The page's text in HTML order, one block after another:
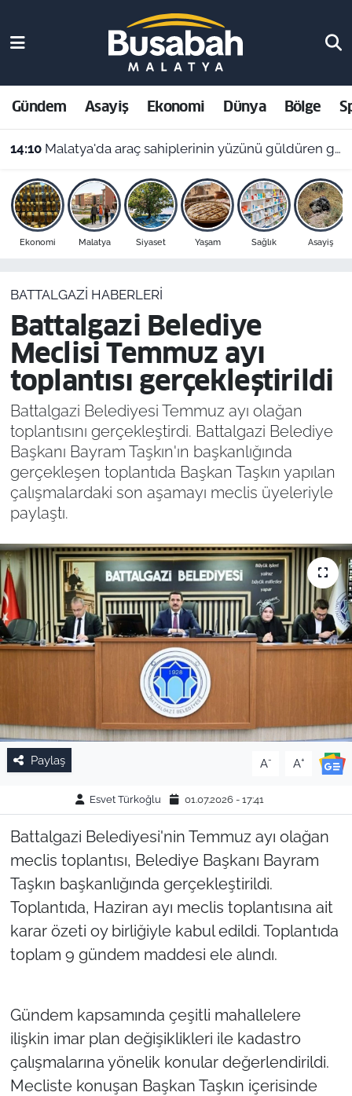
Gündem Asayiş Ekonomi Dünya Bölge
14:10 Malatya'da araç sahiplerinin yüzünü güldüren gelişme!
Ekonomi Malatya Siyaset Yaşam Sağlık Asayiş
BATTALGAZI HABERLERI
Battalgazi Belediye
Meclisi Temmuz ayı
toplantısı gerçekleştirildi
Battalgazi Belediyesi Temmuz ayı olağan
toplantısını gerçekleştirdi. Battalgazi Belediye
Başkanı Bayram Taşkın'ın başkanlığında
gerçekleşen toplantıda Başkan Taşkın yapılan
çalışmalardaki son aşamayı meclis üyeleriyle
paylaştı.
Paylaş A- A+
Esvet Türkoğlu 01.07.2026 - 17:41
Battalgazi Belediyesi'nin Temmuz ayı olağan
meclis toplantısı, Belediye Başkanı Bayram
Taşkın başkanlığında gerçekleştirildi.
Toplantıda, Haziran ayı meclis toplantısına ait
karar özeti oy birliğiyle kabul edildi. Toplantıda
toplam 9 gündem maddesi ele alındı.
Gündem kapsamında çeşitli mahallelere
ilişkin imar plan değişiklikleri ile kadastro
çalışmalarına yönelik konular değerlendirildi.
Mecliste konuşan Başkan Taşkın içerisinde
Asayiş
Ekonomi
Dünya
Bölge
Resmi İlanlar
Malatya Nöbetçi Eczaneler
Malatya Hava Durumu
Malatya Namaz Vakitleri
Malatya Trafik Yoğunluk Haritası
Süper Lig Puan Durumu ve Fikstür
Son Dakika Haberleri
Haber Arşivi